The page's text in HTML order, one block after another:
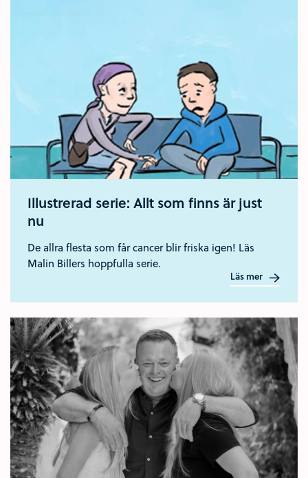
Illustrerad serie: Allt som finns är just
nu
De allra flesta som får cancer blir friska igen! Läs
Malin Billers hoppfulla serie.
Läs mer